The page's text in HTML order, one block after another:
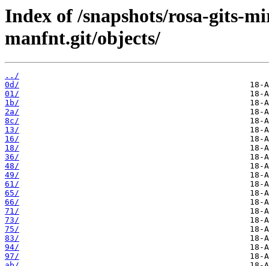
Index of /snapshots/rosa-gits-
manfnt.git/objects/
../
0d/
01/
1b/
2a/
8c/
13/
16/
18/
36/
48/
49/
61/
65/
66/
71/
73/
75/
83/
94/
97/